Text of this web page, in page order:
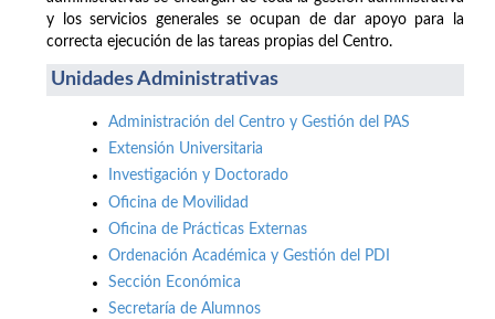
y los servicios generales se ocupan de dar apoyo para la
correcta ejecución de las tareas propias del Centro.
Unidades Administrativas
Administración del Centro y Gestión del PAS
Extensión Universitaria
Investigación y Doctorado
Oficina de Movilidad
Oficina de Prácticas Externas
Ordenación Académica y Gestión del PDI
Sección Económica
Secretaría de Alumnos